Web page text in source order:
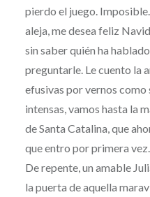
pierdo el juego.
aleja, me desea feliz
sin saber quién ha
preguntarle. Le cuento la
efusivas por vernos como
intensas, vamos hasta la
de Santa Catalina, que
que entro por primera vez.
De repente, un amable
la puerta de aquella